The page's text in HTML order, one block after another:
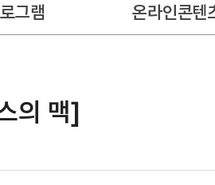
그램 온라인콘텐
의 맥]